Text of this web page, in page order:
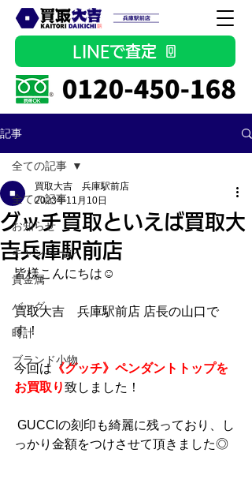
LINEで査定
記事
全ての記事
お知らせ
キャンペーン
貴金属
バッグ
時計
ブランド小物
全ての記事
グッチ買取といえば買取大
吉兵庫駅前店
買取大吉 兵庫駅前店
2023年11月10日
皆様こんにちは☺
買取大吉　兵庫駅前店 店長の山口で
す！
今回は 《グッチ》ペンダントトップを
お買取り致しました！
っかり金額をつけさせて頂きました◎